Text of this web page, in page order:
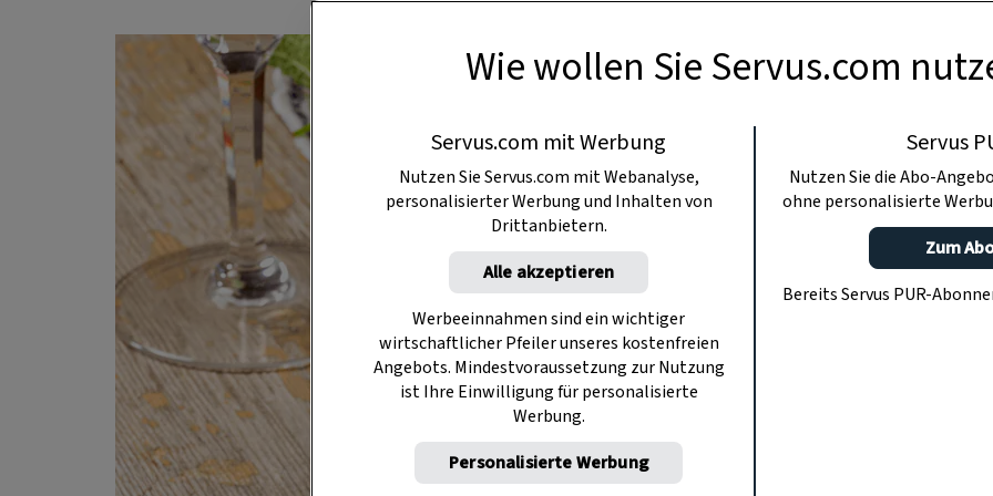
Wie wollen Sie Servus.com
Servus.com mit Werbung
Nutzen Sie Servus.com mit Webanalyse,
personalisierter Werbung und Inhalten von
Drittanbietern.
Alle akzeptieren
Werbeeinnahmen sind ein wichtiger
wirtschaftlicher Pfeiler unseres kostenfreien
Angebots. Mindestvoraussetzung zur Nutzung
ist Ihre Einwilligung für personalisierte
Werbung.
Personalisierte Werbung
Servus
Nutzen Sie die Abo-
ohne personalisierte
Zum
Bereits Servus PUR-